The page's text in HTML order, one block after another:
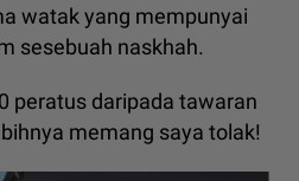
watak yang mempunyai
sesebuah naskhah.
peratus daripada tawaran
memang saya tolak!